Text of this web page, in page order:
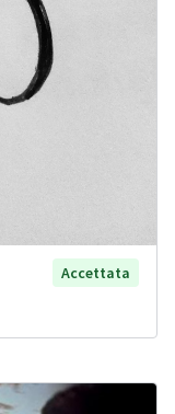
Accettata